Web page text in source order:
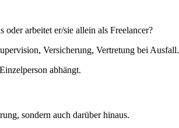
arbeitet er/sie allein als Freelancer?
Versicherung, Vertretung bei Ausfall.
abhängt.
sondern auch darüber hinaus.